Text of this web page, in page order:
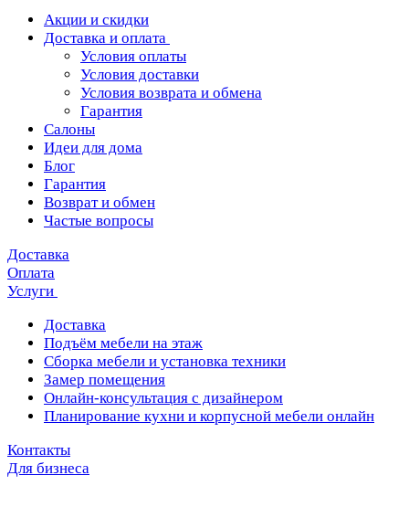
Акции и скидки
Доставка и оплата
Условия оплаты
Условия доставки
Условия возврата и обмена
Гарантия
Салоны
Идеи для дома
Блог
Гарантия
Возврат и обмен
Частые вопросы
Доставка
Оплата
Услуги
Доставка
Подъём мебели на этаж
Сборка мебели и установка техники
Замер помещения
Онлайн-консультация с дизайнером
Планирование кухни и корпусной мебели онлайн
Контакты
Для бизнеса